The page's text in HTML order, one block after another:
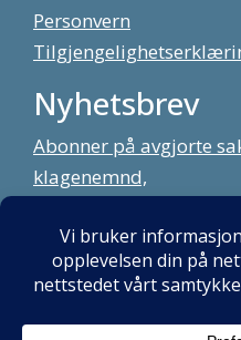
Personvern
Nyhetsbrev
Abonner på avgjorte
klagenemnd,